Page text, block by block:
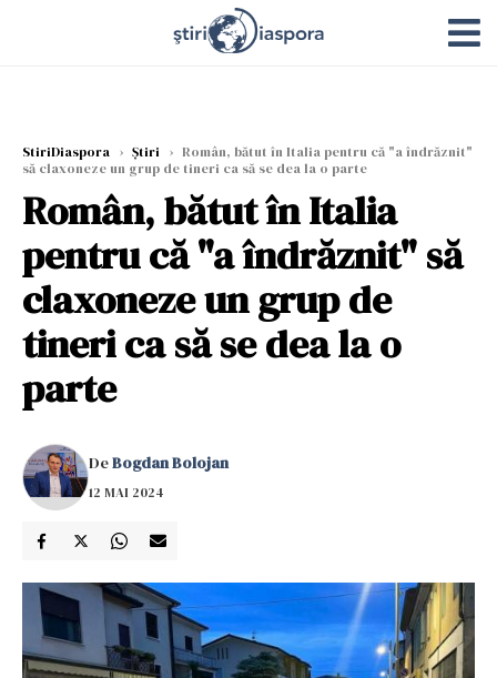
StiriDiaspora › Știri › Român, bătut în Italia pentru că "a îndrăznit"
să claxoneze un grup de tineri ca să se dea la o parte
Român, bătut în Italia
pentru că "a îndrăznit" să
claxoneze un grup de
tineri ca să se dea la o
parte
DeBogdan Bolojan
12 MAI 2024